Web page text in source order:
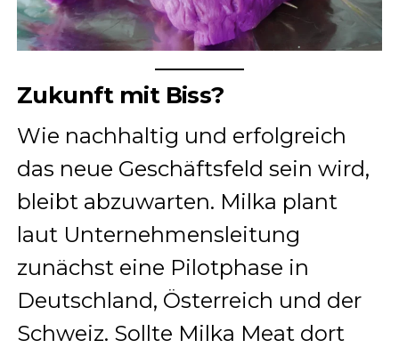
Zukunft mit Biss?
Wie nachhaltig und erfolgreich
das neue Geschäftsfeld sein wird,
bleibt abzuwarten. Milka plant
laut Unternehmensleitung
zunächst eine Pilotphase in
Deutschland, Österreich und der
Schweiz. Sollte Milka Meat dort